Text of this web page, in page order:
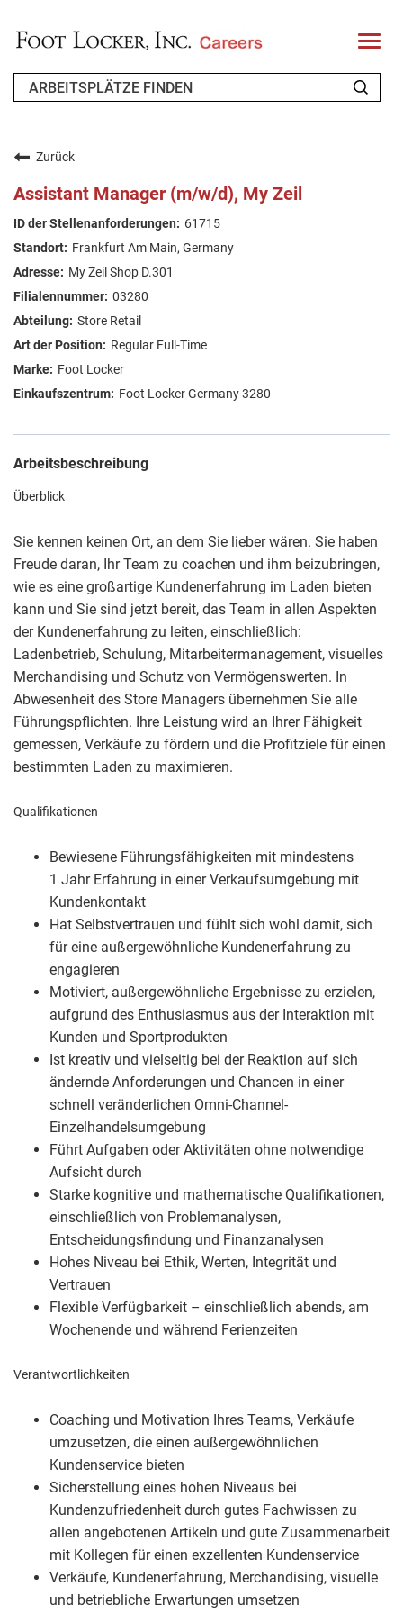
T
o
l
FAQ
ARBEIT SUCHEN
GERMAN
Zurück
Assistant Manager (m/w/d), My Zeil
61715
Frankfurt Am Main, Germany
My Zeil Shop D.301
03280
Store Retail
Regular Full-Time
Foot Locker
Foot Locker Germany 3280
Arbeitsbeschreibung
Überblick
Sie kennen keinen Ort, an dem Sie lieber wären. Sie haben
Freude daran, Ihr Team zu coachen und ihm beizubringen,
wie es eine großartige Kundenerfahrung im Laden bieten
kann und Sie sind jetzt bereit, das Team in allen Aspekten
der Kundenerfahrung zu leiten, einschließlich:
Ladenbetrieb, Schulung, Mitarbeitermanagement, visuelles
Merchandising und Schutz von Vermögenswerten. In
Abwesenheit des Store Managers übernehmen Sie alle
Führungspflichten. Ihre Leistung wird an Ihrer Fähigkeit
gemessen, Verkäufe zu fördern und die Profitziele für einen
bestimmten Laden zu maximieren.
Qualifikationen
Bewiesene Führungsfähigkeiten mit mindestens
1 Jahr Erfahrung in einer Verkaufsumgebung mit
Kundenkontakt
Hat Selbstvertrauen und fühlt sich wohl damit, sich
für eine außergewöhnliche Kundenerfahrung zu
engagieren
Motiviert, außergewöhnliche Ergebnisse zu erzielen,
aufgrund des Enthusiasmus aus der Interaktion mit
Kunden und Sportprodukten
Ist kreativ und vielseitig bei der Reaktion auf sich
ändernde Anforderungen und Chancen in einer
schnell veränderlichen Omni-Channel-
Einzelhandelsumgebung
Führt Aufgaben oder Aktivitäten ohne notwendige
Aufsicht durch
Starke kognitive und mathematische Qualifikationen,
einschließlich von Problemanalysen,
Entscheidungsfindung und Finanzanalysen
Hohes Niveau bei Ethik, Werten, Integrität und
Vertrauen
Flexible Verfügbarkeit – einschließlich abends, am
Wochenende und während Ferienzeiten
Verantwortlichkeiten
Coaching und Motivation Ihres Teams, Verkäufe
umzusetzen, die einen außergewöhnlichen
Kundenservice bieten
Sicherstellung eines hohen Niveaus bei
Kundenzufriedenheit durch gutes Fachwissen zu
allen angebotenen Artikeln und gute Zusammenarbeit
mit Kollegen für einen exzellenten Kundenservice
Verkäufe, Kundenerfahrung, Merchandising, visuelle
und betriebliche Erwartungen umsetzen